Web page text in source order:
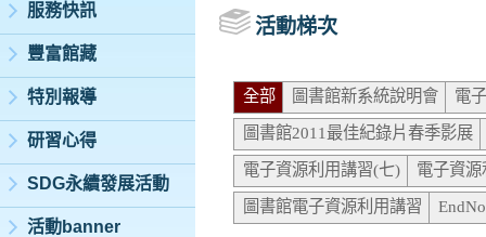
服務快訊
豐富館藏
特別報導
研習心得
SDG永續發展活動
活動banner
活動梯次
全部 圖書館新系統說明會
電
圖書館2011最佳紀錄片春季影展
電子資源利用講習(七)
電子資
圖書館電子資源利用講習